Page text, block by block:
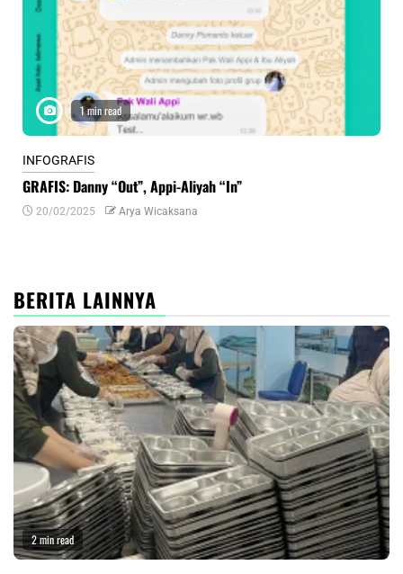
1 min read
INFOGRAFIS
GRAFIS: Danny “Out”, Appi-Aliyah “In”
20/02/2025 Arya Wicaksana
BERITA LAINNYA
2 min read